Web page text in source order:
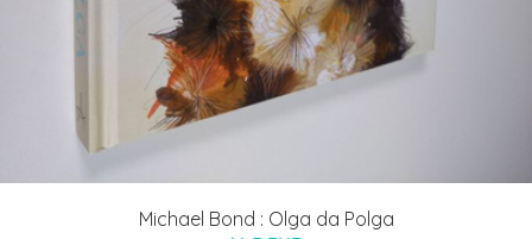
Michael Bond : Olga da Polga